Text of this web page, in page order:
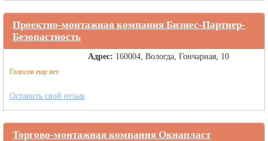
Проектно-монтажная компания Бизнес-Партнер-
Безопастность
Голосов еще нет
Адрес: 160004, Вологда, Гончарная, 10
Оставить свой отзыв
Торгово-монтажная компания Окнапласт